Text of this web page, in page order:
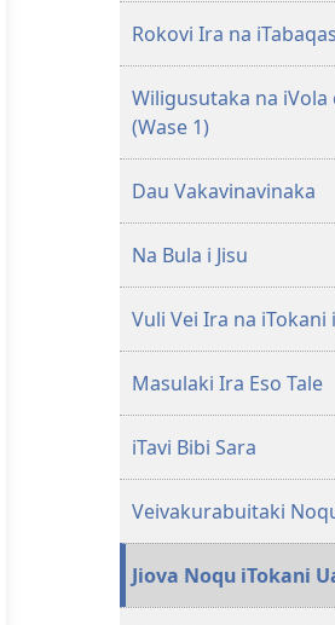
Jiova​
—
Sere
Rokovi Ira na
Wiligusutaka na iVola
(Wase 1)
Dau Vakavinavinaka
Na Bula i Jisu
Vuli Vei Ira na iTokani
Masulaki Ira Eso Tale
iTavi Bibi Sara
Veivakurabuitaki
Jiova Noqu iTokani